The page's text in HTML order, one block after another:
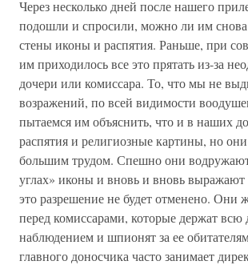
Через несколько дней после нашего
подошли и спросили, можно ли им снова
стены иконы и распятия. Раньше, при
им приходилось все это прятать из-за
дочери или комиссара. То, что мы не
возражений, по всей видимости
пытаемся им объяснить, что и в наших
распятия и религиозные картины, но
большим трудом. Спешно они
углах» иконы и вновь и вновь выражают
это разрешение не будет отменено. Они
перед комиссарами, которые держат
наблюдением и шпионят за ее
главного доносчика часто занимает